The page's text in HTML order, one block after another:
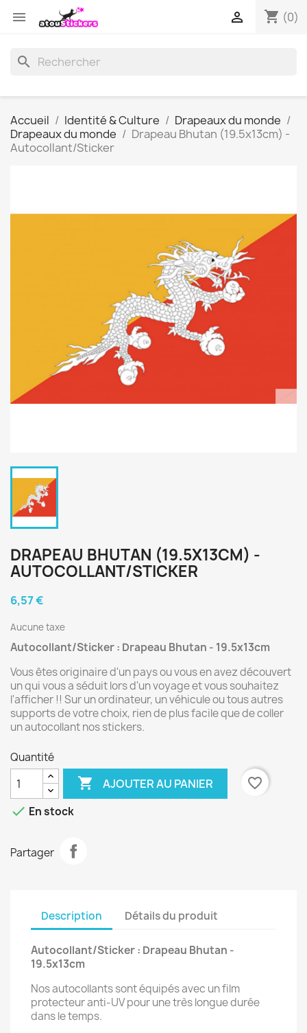
 shopping_cart (0)

search
Accueil Identité & Culture
Drapeaux du monde
Drapeaux du monde
Drapeau Bhutan (19.5x13cm) -
Autocollant/Sticker
DRAPEAU BHUTAN (19.5X13CM) -
AUTOCOLLANT/STICKER
6,57 €
Aucune taxe
Autocollant/Sticker : Drapeau Bhutan - 19.5x13cm
Vous êtes originaire d'un pays ou vous en avez découvert
un qui vous a séduit lors d'un voyage et vous souhaitez
l'afficher !! Sur un ordinateur, un véhicule ou tous autres
supports de votre choix, rien de plus facile que de coller
un autocollant nos stickers.
Quantité
 AJOUTER AU PANIER
favorite_border
 En stock
Partager
Description Détails du produit
Autocollant/Sticker : Drapeau Bhutan -
19.5x13cm
Nos autocollants sont équipés avec un film
protecteur anti-UV pour une très longue durée
dans le temps.